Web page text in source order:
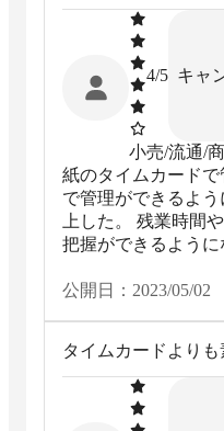
4/5 キャ
小売/流通/
紙のタイムカード
で管理ができるよ
上した。 残業時間
把握ができるように
公開日： 2023/05/02
タイムカードより